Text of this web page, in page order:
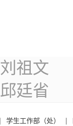
刘祖文
邱廷省
学生工作部（处）